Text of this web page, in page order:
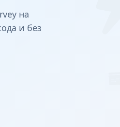
на
и без